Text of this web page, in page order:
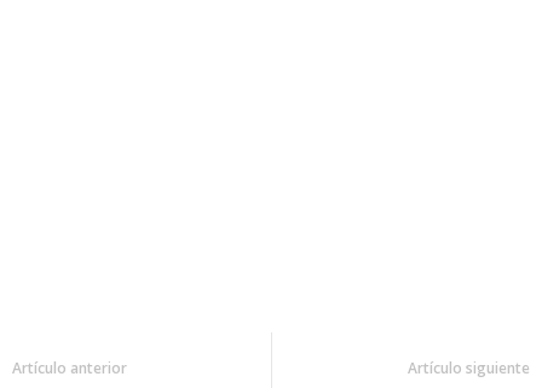
Artículo anterior Artículo siguiente